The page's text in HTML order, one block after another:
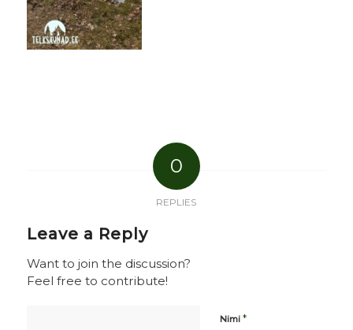
0
REPLIES
Leave a Reply
Want to join the discussion?
Feel free to contribute!
Nimi *